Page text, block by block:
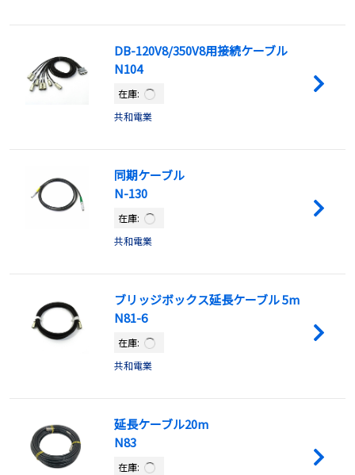
DB-120V8/350V8用接続ケーブル
N104
在庫:
共和電業
同期ケーブル
N-130
在庫:
共和電業
ブリッジボックス延長ケーブル 5m
N81-6
在庫:
共和電業
延長ケーブル20m
N83
在庫: